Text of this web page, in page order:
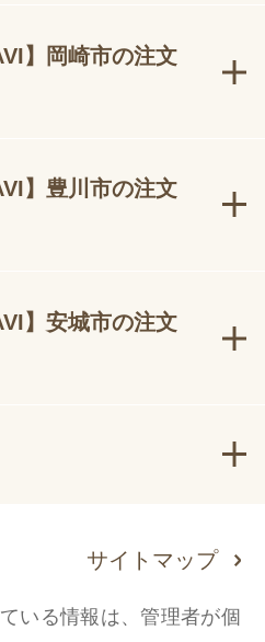
】岡崎市の注文
】豊川市の注文
】安城市の注文
サイトマップ
いる情報は、管理者が個